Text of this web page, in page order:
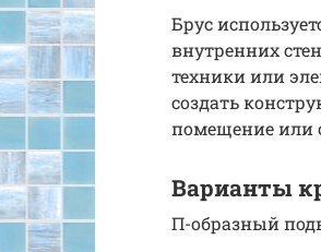
Брус
внутренних
техники или
создать
помещение или
Варианты
П-образный